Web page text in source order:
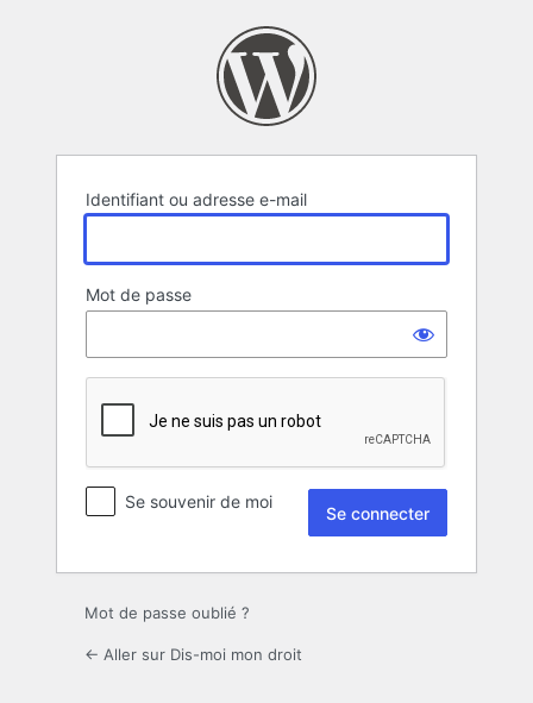
Identifiant ou adresse e-mail
Mot de passe
Se souvenir de moi
Mot de passe oublié ?
← Aller sur Dis-moi mon droit